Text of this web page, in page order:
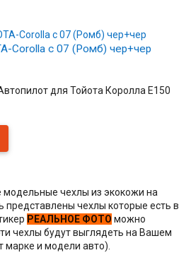
Corolla с 07 (Ромб) чер+чер
для Тойота Королла Е150
модельные чехлы из экокожи на
представлены чехлы которые есть в
РЕАЛЬНОЕ ФОТО можно
чехлы будут выглядеть на Вашем
марке и модели авто).